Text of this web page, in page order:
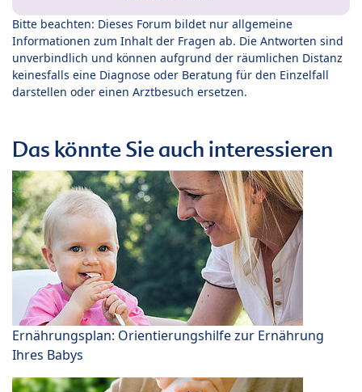
Bitte beachten: Dieses Forum bildet nur allgemeine
Informationen zum Inhalt der Fragen ab. Die Antworten sind
unverbindlich und können aufgrund der räumlichen Distanz
keinesfalls eine Diagnose oder Beratung für den Einzelfall
darstellen oder einen Arztbesuch ersetzen.
Das könnte Sie auch interessieren
Ernährungsplan: Orientierungshilfe zur Ernährung
Ihres Babys